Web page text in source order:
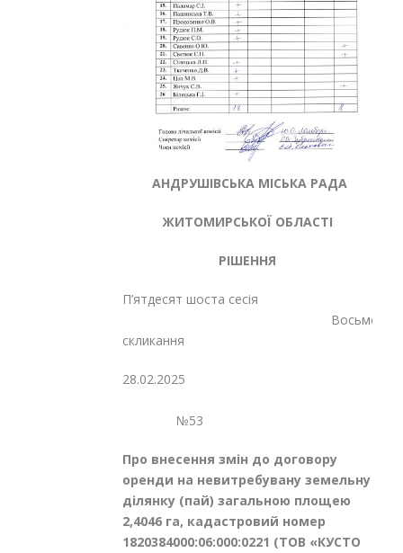
АНДРУШІВСЬКА МІСЬКА РАДА
ЖИТОМИРСЬКОЇ ОБЛАСТІ
РІШЕННЯ
П’ятдесят шоста сесія
Восьмого
скликання
28.02.2025
№53
Про внесення змін до договору
оренди на невитребувану земельну
ділянку (пай) загальною площею
2,4046 га, кадастровий номер
1820384000:06:000:0221 (ТОВ «КУСТО